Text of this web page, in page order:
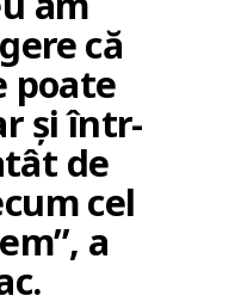
că
poate
și într-
de
cel
a